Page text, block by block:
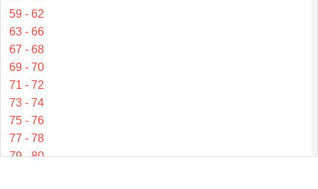
59 - 62
63 - 66
67 - 68
69 - 70
71 - 72
73 - 74
75 - 76
77 - 78
79 - 80